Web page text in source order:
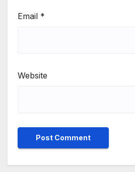
Email *
Website